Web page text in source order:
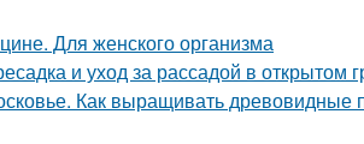
Для женского организма
и уход за рассадой в открытом
Как выращивать древовидные